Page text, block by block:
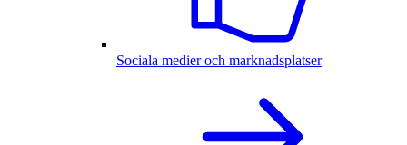
Sociala medier och marknadsplatser